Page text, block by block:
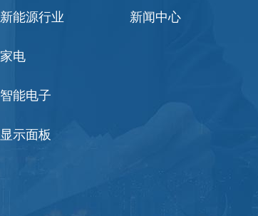
新能源行业
家电
智能电子
显示面板
新闻中心